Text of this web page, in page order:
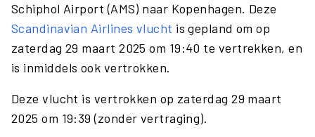
Schiphol Airport (AMS) naar Kopenhagen. Deze
Scandinavian Airlines vlucht is gepland om op
zaterdag 29 maart 2025 om 19:40 te vertrekken, en
is inmiddels ook vertrokken.
Deze vlucht is vertrokken op zaterdag 29 maart
2025 om 19:39 (zonder vertraging).